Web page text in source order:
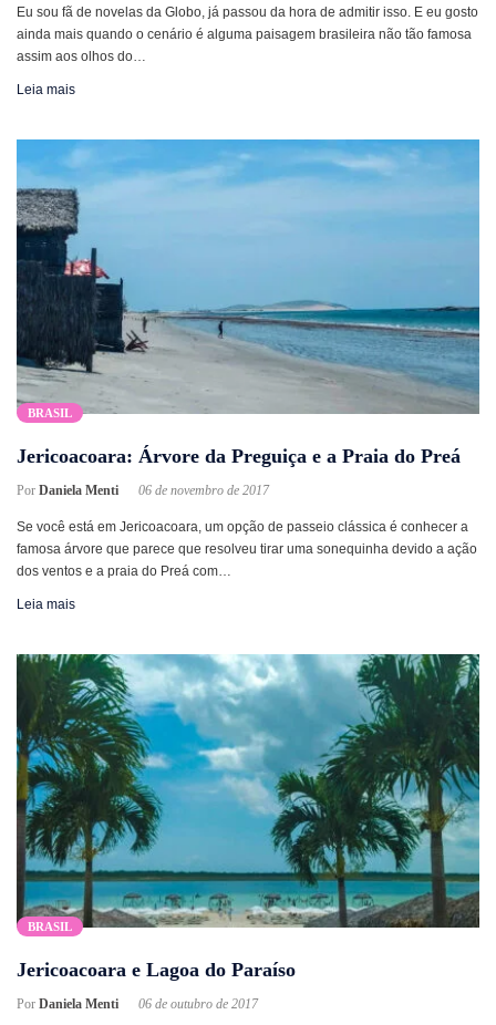
Eu sou fã de novelas da Globo, já passou da hora de admitir isso. E eu gosto
ainda mais quando o cenário é alguma paisagem brasileira não tão famosa
assim aos olhos do…
Leia mais
BRASIL
Jericoacoara: Árvore da Preguiça e a Praia do Preá
Por Daniela Menti 06 de novembro de 2017
Se você está em Jericoacoara, um opção de passeio clássica é conhecer a
famosa árvore que parece que resolveu tirar uma sonequinha devido a ação
dos ventos e a praia do Preá com…
Leia mais
BRASIL
Jericoacoara e Lagoa do Paraíso
Por Daniela Menti 06 de outubro de 2017